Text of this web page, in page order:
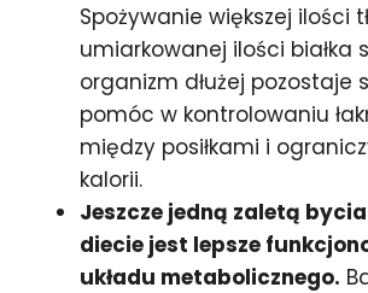
Spożywanie większej ilości
umiarkowanej ilości białka
organizm dłużej pozostaje
pomóc w kontrolowaniu
między posiłkami i
kalorii.
Jeszcze jedną zaletą
diecie jest lepsze
układu metabolicznego.